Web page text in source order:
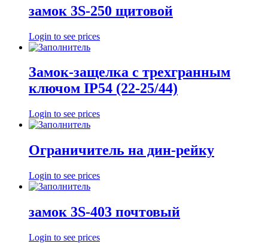
замок 3S-250 щитовой
Login to see prices
Замок-защелка с трехгранным
ключом IP54 (22-25/44)
Login to see prices
Ограничитель на дин-рейку
Login to see prices
замок 3S-403 почтовый
Login to see prices